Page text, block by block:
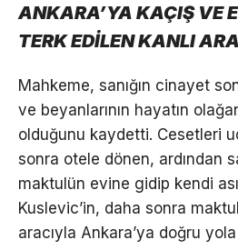
ANKARA’YA KAÇIŞ VE
TERK EDİLEN KANLI
Mahkeme, sanığın cinayet
ve beyanlarının hayatın olağan
olduğunu kaydetti. Cesetleri
sonra otele dönen, ardından
maktulün evine gidip kendi
Kuslevic’in, daha sonra
aracıyla Ankara’ya doğru yola